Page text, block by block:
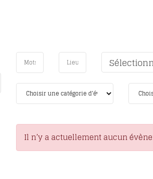
Il n’y a actuellement aucun